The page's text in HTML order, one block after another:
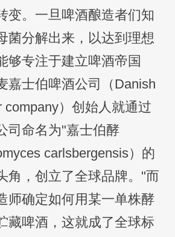
变。一旦啤酒酿造者们知
菌分解出来，以达到理想
够专注于建立啤酒帝国
嘉士伯啤酒公司（Danish
company）创始人就通过
司命名为"嘉士伯酵
carlsbergensis）的
角，创立了全球品牌。"而
师确定如何用某一单株酵
藏啤酒，这就成了全球标